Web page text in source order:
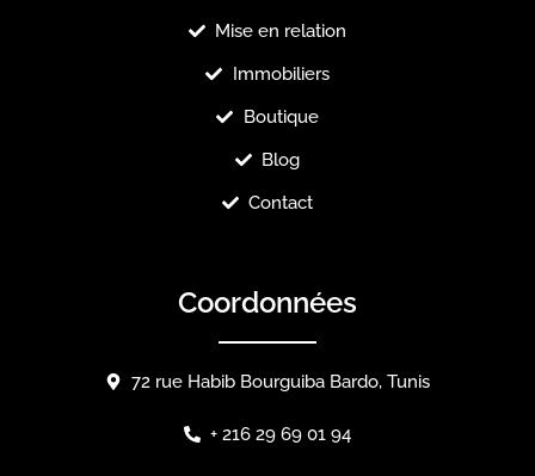
Mise en relation
Immobiliers
Boutique
Blog
Contact
Coordonnées
72 rue Habib Bourguiba Bardo, Tunis
+ 216 29 69 01 94